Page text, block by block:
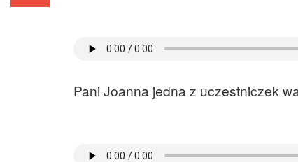
Pani Joanna jedna z uczestniczek